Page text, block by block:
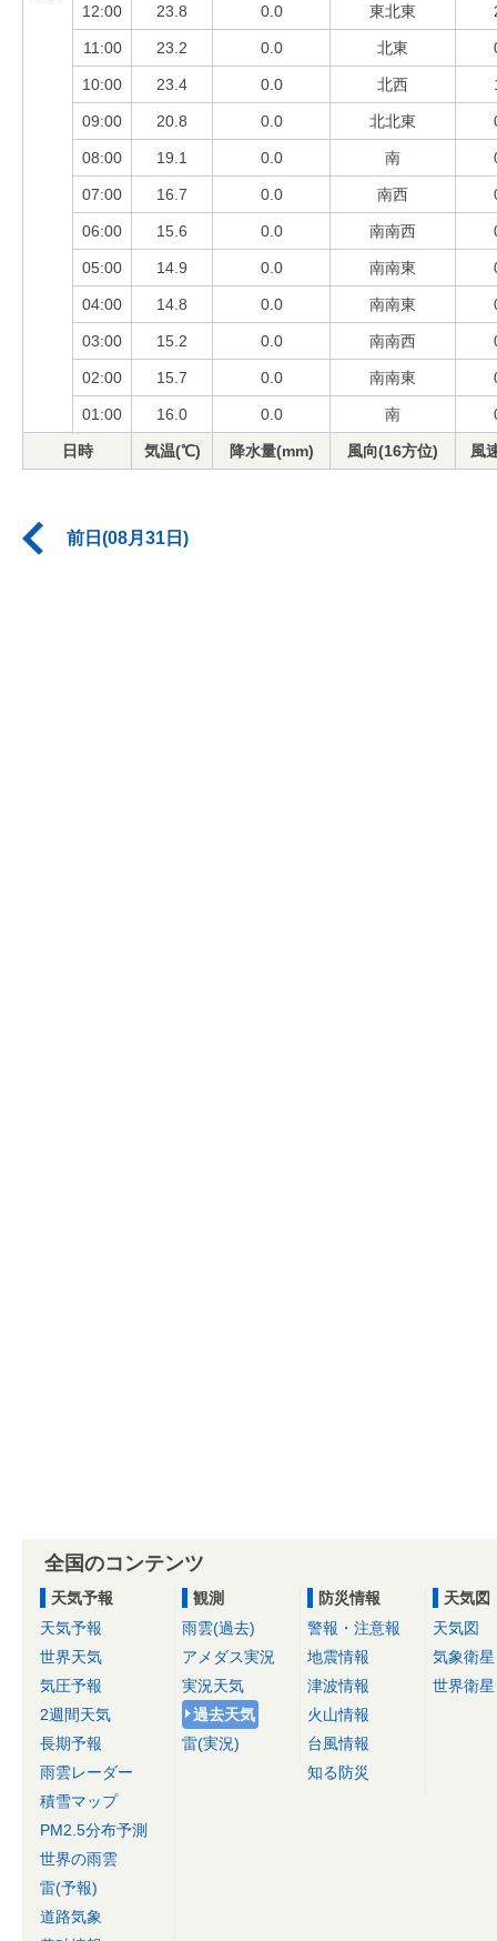
12:00 23.8 0.0 東北東
11:00 23.2 0.0 北東
10:00 23.4 0.0 北西
09:00 20.8 0.0 北北東
08:00 19.1 0.0 南
07:00 16.7 0.0 南西
06:00 15.6 0.0 南南西
05:00 14.9 0.0 南南東
04:00 14.8 0.0 南南東
03:00 15.2 0.0 南南西
02:00 15.7 0.0 南南東
01:00 16.0 0.0 南
日時 気温(℃) 降水量(mm) 風向(16方位) 風
前日(08月31日)
全国のコンテンツ
天気予報
天気予報
世界天気
気圧予報
2週間天気
長期予報
雨雲レーダー
積雪マップ
PM2.5分布予測
世界の雨雲
雷(予報)
道路気象
観測
雨雲(過去)
アメダス実況
実況天気
過去天気
雷(実況)
防災情報
警報・注意報
地震情報
津波情報
火山情報
台風情報
知る防災
天気図
天気図
気象衛星
世界衛星